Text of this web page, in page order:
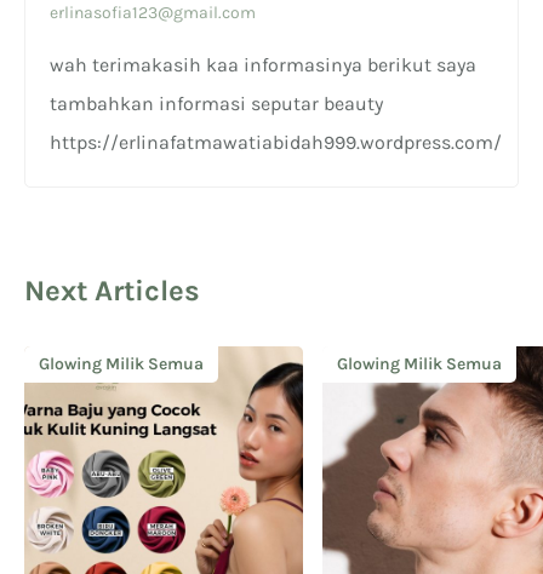
erlinasofia123@gmail.com
wah terimakasih kaa informasinya berikut saya
tambahkan informasi seputar beauty
https://erlinafatmawatiabidah999.wordpress.com/
Next Articles
Glowing Milik Semua Glowing Milik Semua